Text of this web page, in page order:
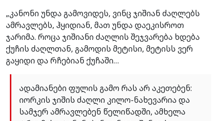
„კანონი უნდა გამოვიდეს, ვინც ჯიშიან ძაღლებს
ამრავლებს, ჰყიდიან, მათ უნდა დაეკისროთ
ჯარიმა. როცა ჯიშიანი ძაღლის შეჯვარება ხდება
ქუჩის ძაღლთან, გამოდის მეტისი, მეტისს ვერ
გაყიდი და რჩებიან ქუჩაში…
ადამიანები ფულის გამო რას არ აკეთებენ:
იორკის ჯიშის ძაღლი კილო-ნახევარია და
სამჯერ ამრავლებენ წელიწადში, ამხელა